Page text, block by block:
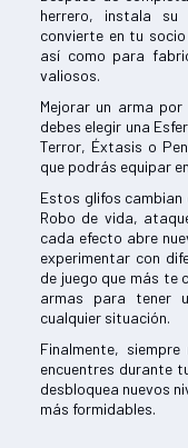
herrero, instala
convierte en tu
así como para
valiosos.
Mejorar un arma
debes elegir una
Terror, Éxtasis o
que podrás equipar
Estos glifos
Robo de vida,
cada efecto abre
experimentar con
de juego que más te
armas para tener
cualquier situación.
Finalmente,
encuentres durante
desbloquea nuevos
más formidables.